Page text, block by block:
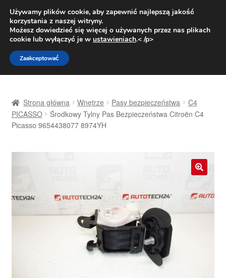
DOSTAWA od 31 zł
Pn.-pt. 9:00-16:00800 003 167
Przejdź
do
nawigacji
Przejdź
do
treści
Dostawa
Moje konto
O nas
Polityka prywatności
Strona główna Wnętrze Pasy bezpieczeństwa
C4
PICASSO
Środkowy Tylny Pas Bezpieczeństwa Citroën C4
Picasso 9654438077 8974YH
Używamy plików cookie, aby zapewnić najlepszą jakość
korzystania z naszej witryny.
Możesz dowiedzieć się więcej o używanych przez nas plikach
cookie lub wyłączyć je w ustawieniach.< /p>
Zaakceptować